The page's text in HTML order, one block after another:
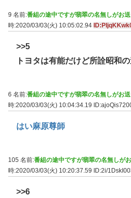
9 名前:番組の途中ですが翡翠の名無しがお
時:2020/03/03(火) 10:05:02.94
>>5
トヨタは有能だけど所詮昭和
6 名前:番組の途中ですが翡翠の名無しがお
時:2020/03/03(火) 10:04:34.19
はい麻原尊師
105 名前:番組の途中ですが翡翠の名無しが
時:2020/03/03(火) 10:20:37.59 ID:2i/
>>6